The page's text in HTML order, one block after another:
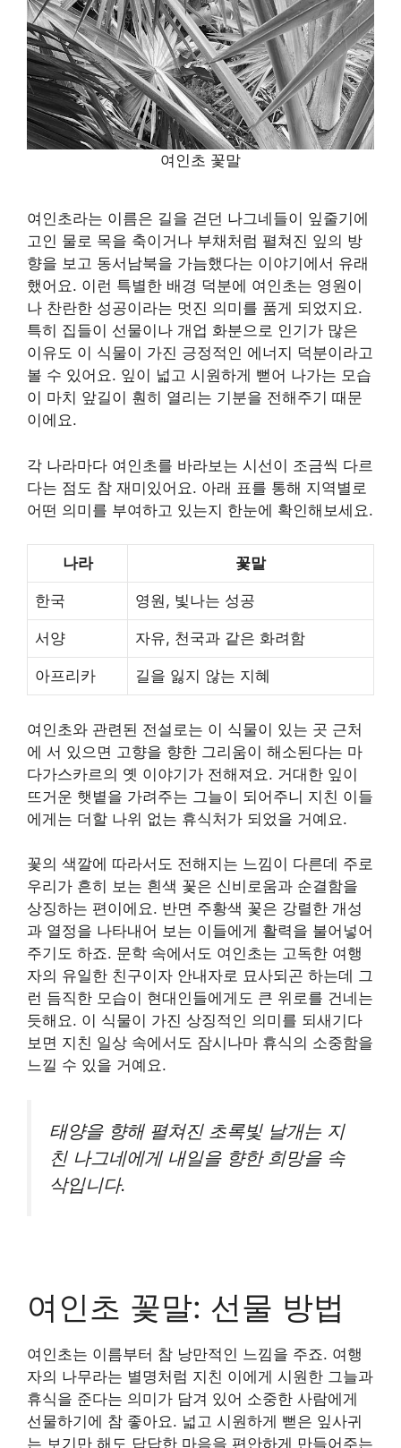
여인초 꽃말
여인초라는 이름은 길을 걷던 나그네들이 잎줄기에
고인 물로 목을 축이거나 부채처럼 펼쳐진 잎의 방
향을 보고 동서남북을 가늠했다는 이야기에서 유래
했어요. 이런 특별한 배경 덕분에 여인초는 영원이
나 찬란한 성공이라는 멋진 의미를 품게 되었지요.
특히 집들이 선물이나 개업 화분으로 인기가 많은
이유도 이 식물이 가진 긍정적인 에너지 덕분이라고
볼 수 있어요. 잎이 넓고 시원하게 뻗어 나가는 모습
이 마치 앞길이 훤히 열리는 기분을 전해주기 때문
이에요.
각 나라마다 여인초를 바라보는 시선이 조금씩 다르
다는 점도 참 재미있어요. 아래 표를 통해 지역별로
어떤 의미를 부여하고 있는지 한눈에 확인해보세요.
나라 꽃말
한국 영원, 빛나는 성공
서양 자유, 천국과 같은 화려함
아프리카 길을 잃지 않는 지혜
여인초와 관련된 전설로는 이 식물이 있는 곳 근처
에 서 있으면 고향을 향한 그리움이 해소된다는 마
다가스카르의 옛 이야기가 전해져요. 거대한 잎이
뜨거운 햇볕을 가려주는 그늘이 되어주니 지친 이들
에게는 더할 나위 없는 휴식처가 되었을 거예요.
꽃의 색깔에 따라서도 전해지는 느낌이 다른데 주로
우리가 흔히 보는 흰색 꽃은 신비로움과 순결함을
상징하는 편이에요. 반면 주황색 꽃은 강렬한 개성
과 열정을 나타내어 보는 이들에게 활력을 불어넣어
주기도 하죠. 문학 속에서도 여인초는 고독한 여행
자의 유일한 친구이자 안내자로 묘사되곤 하는데 그
런 듬직한 모습이 현대인들에게도 큰 위로를 건네는
듯해요. 이 식물이 가진 상징적인 의미를 되새기다
보면 지친 일상 속에서도 잠시나마 휴식의 소중함을
느낄 수 있을 거예요.
태양을 향해 펼쳐진 초록빛 날개는 지
친 나그네에게 내일을 향한 희망을 속
삭입니다.
여인초 꽃말: 선물 방법
여인초는 이름부터 참 낭만적인 느낌을 주죠. 여행
자의 나무라는 별명처럼 지친 이에게 시원한 그늘과
휴식을 준다는 의미가 담겨 있어 소중한 사람에게
선물하기에 참 좋아요. 넓고 시원하게 뻗은 잎사귀
는 보기만 해도 답답한 마음을 편안하게 만들어주는